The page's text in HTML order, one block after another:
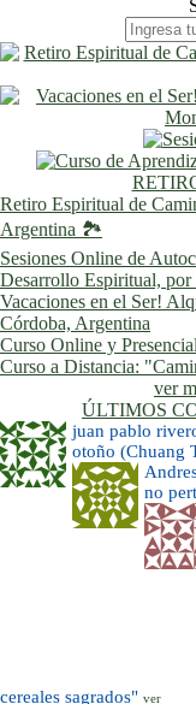
Retiro Espiritual de
Argentina 🏞️
Sesiones Online de
Desarrollo Espiritual, por
Vacaciones en el Ser!
Córdoba, Argentina
Curso Online y
Curso a Distancia:
ver
ÚLTIMOS
juan pablo
otoño (Chuang
no
cereales sagrados" ver